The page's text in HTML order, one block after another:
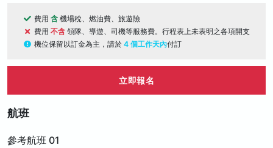
費用 含 機場稅、燃油費、旅遊險
費用 不含 領隊、導遊、司機等服務費。行程表上未表明之各項開支
機位保留以訂金為主，請於 4 個工作天內付訂
立即報名
航班
參考航班 01